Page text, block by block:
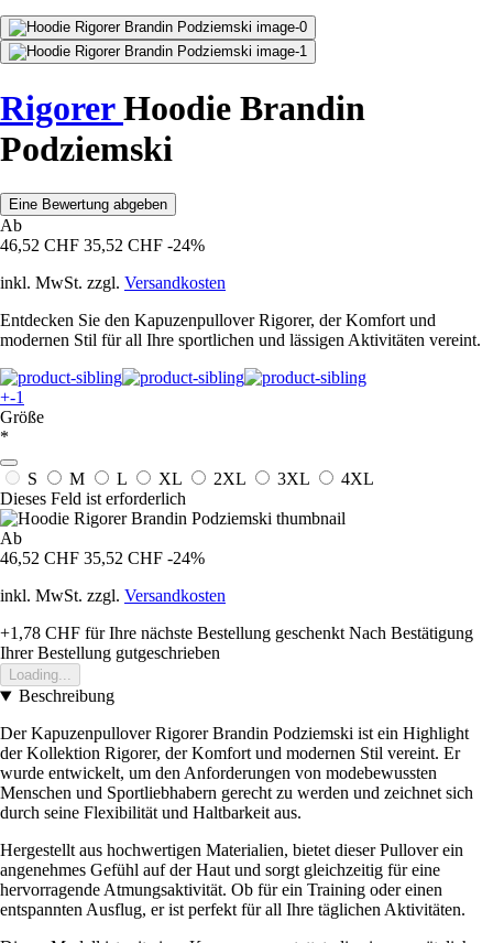
RigorerHoodie Brandin
Podziemski
Eine Bewertung abgeben
Ab
46,52 CHF 35,52 CHF -24%
inkl. MwSt. zzgl. Versandkosten
Entdecken Sie den Kapuzenpullover Rigorer, der Komfort und
modernen Stil für all Ihre sportlichen und lässigen Aktivitäten vereint.
+-1
Größe
*
S M L XL 2XL 3XL
4XL
Dieses Feld ist erforderlich
Ab
46,52 CHF 35,52 CHF -24%
inkl. MwSt. zzgl. Versandkosten
+1,78 CHF für Ihre nächste Bestellung geschenkt Nach Bestätigung
Ihrer Bestellung gutgeschrieben
Loading...
Beschreibung
Der Kapuzenpullover Rigorer Brandin Podziemski ist ein Highlight
der Kollektion Rigorer, der Komfort und modernen Stil vereint. Er
wurde entwickelt, um den Anforderungen von modebewussten
Menschen und Sportliebhabern gerecht zu werden und zeichnet sich
durch seine Flexibilität und Haltbarkeit aus.
Hergestellt aus hochwertigen Materialien, bietet dieser Pullover ein
angenehmes Gefühl auf der Haut und sorgt gleichzeitig für eine
hervorragende Atmungsaktivität. Ob für ein Training oder einen
entspannten Ausflug, er ist perfekt für all Ihre täglichen Aktivitäten.